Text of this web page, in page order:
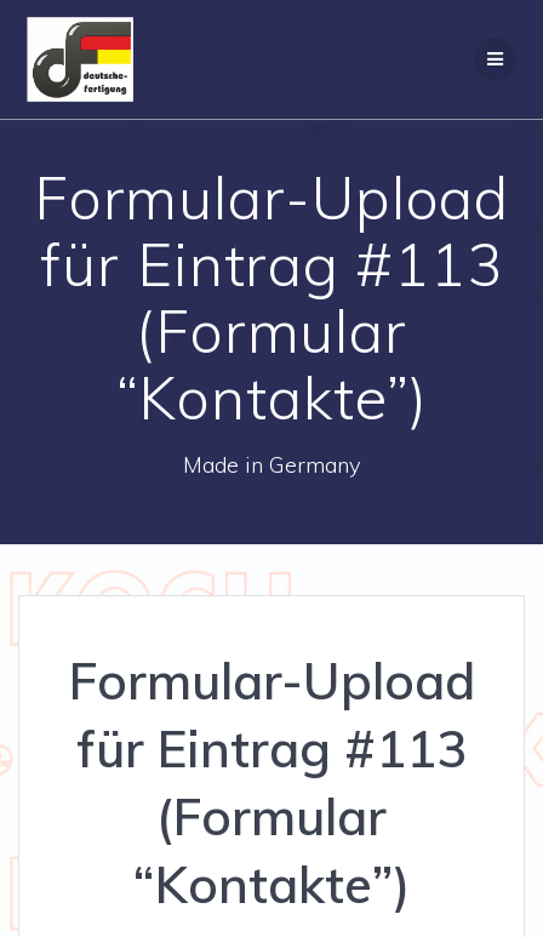
Formular-Upload
für Eintrag #113
(Formular
“Kontakte”)
Made in Germany
Formular-Upload
für Eintrag #113
(Formular
“Kontakte”)